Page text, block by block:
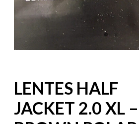
LENTES HALF
JACKET 2.0 XL –